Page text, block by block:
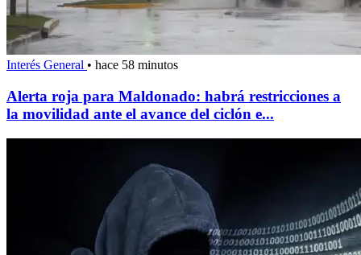
Interés General • hace 58 minutos
Alerta roja para Maldonado: habrá restricciones a
la movilidad ante el avance del ciclón e...